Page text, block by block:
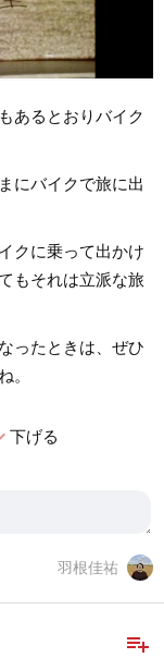
あるとおりバイク
にバイクで旅に出
クに乗って出かけ
もそれは立派な旅
ったときは、ぜひ
。
下げる
羽根佳祐
playlist_add